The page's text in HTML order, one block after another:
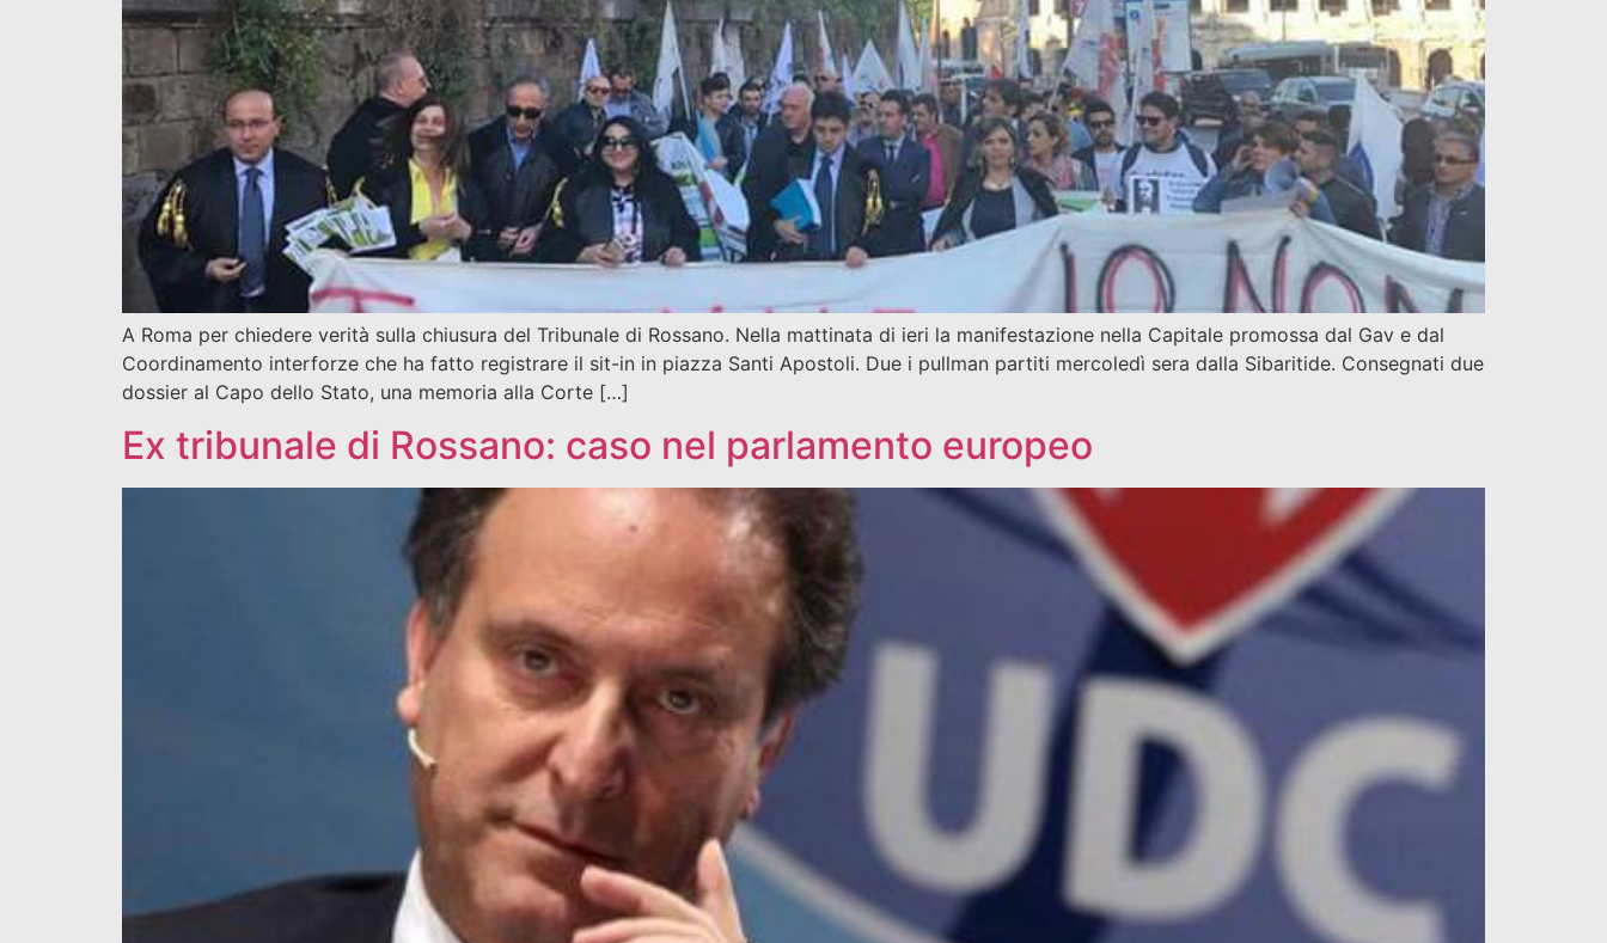
A Roma per chiedere verità sulla chiusura del Tribunale di Rossano. Nella mattinata di ieri la manifestazione nella Capitale promossa dal Gav e dal
Coordinamento interforze che ha fatto registrare il sit-in in piazza Santi Apostoli. Due i pullman partiti mercoledì sera dalla Sibaritide. Consegnati due
dossier al Capo dello Stato, una memoria alla Corte […]
Ex tribunale di Rossano: caso nel parlamento europeo